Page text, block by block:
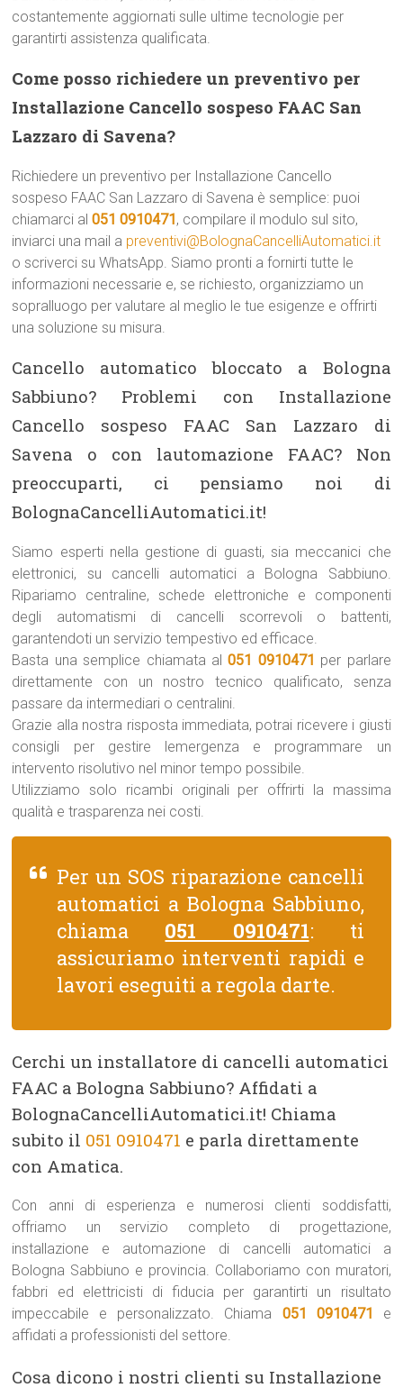
costantemente aggiornati sulle ultime tecnologie per
garantirti assistenza qualificata.
Come posso richiedere un preventivo per
Installazione Cancello sospeso FAAC San
Lazzaro di Savena?
Richiedere un preventivo per Installazione Cancello
sospeso FAAC San Lazzaro di Savena è semplice: puoi
chiamarci al051 0910471, compilare il modulo sul sito,
inviarci una mail a preventivi@BolognaCancelliAutomatici.it
o scriverci su WhatsApp. Siamo pronti a fornirti tutte le
informazioni necessarie e, se richiesto, organizziamo un
sopralluogo per valutare al meglio le tue esigenze e offrirti
una soluzione su misura.
Cancello automatico bloccato a Bologna
Sabbiuno? Problemi con Installazione
Cancello sospeso FAAC San Lazzaro di
Savena o con lautomazione FAAC? Non
preoccuparti, ci pensiamo noi di
BolognaCancelliAutomatici.it!
Siamo esperti nella gestione di guasti, sia meccanici che
elettronici, su cancelli automatici a Bologna Sabbiuno.
Ripariamo centraline, schede elettroniche e componenti
degli automatismi di cancelli scorrevoli o battenti,
garantendoti un servizio tempestivo ed efficace.
Basta una semplice chiamata al051 0910471 per parlare
direttamente con un nostro tecnico qualificato, senza
passare da intermediari o centralini.
Grazie alla nostra risposta immediata, potrai ricevere i giusti
consigli per gestire lemergenza e programmare un
intervento risolutivo nel minor tempo possibile.
Utilizziamo solo ricambi originali per offrirti la massima
qualità e trasparenza nei costi.
Per un SOS riparazione cancelli
automatici a Bologna Sabbiuno,
chiama 051 0910471: ti
assicuriamo interventi rapidi e
lavori eseguiti a regola darte.
Cerchi un installatore di cancelli automatici
FAAC a Bologna Sabbiuno? Affidati a
BolognaCancelliAutomatici.it! Chiama
subito il 051 0910471 e parla direttamente
con Amatica.
Con anni di esperienza e numerosi clienti soddisfatti,
offriamo un servizio completo di progettazione,
installazione e automazione di cancelli automatici a
Bologna Sabbiuno e provincia. Collaboriamo con muratori,
fabbri ed elettricisti di fiducia per garantirti un risultato
impeccabile e personalizzato. Chiama 051 0910471 e
affidati a professionisti del settore.
Cosa dicono i nostri clienti su Installazione